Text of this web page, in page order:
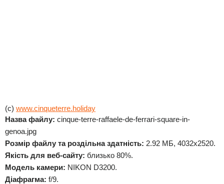
(c) www.cinqueterre.holiday
Назва файлу: cinque-terre-raffaele-de-ferrari-square-in-
genoa.jpg
Розмір файлу та роздільна здатність: 2.92 МБ, 4032x2520.
Якість для веб-сайту: близько 80%.
Модель камери: NIKON D3200.
Діафрагма: f/9.